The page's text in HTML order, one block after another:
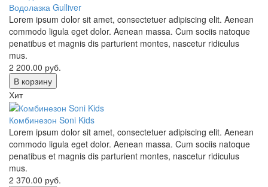
Водолазка Gulliver
Lorem ipsum dolor sit amet, consectetuer adipiscing elit. Aenean
commodo ligula eget dolor. Aenean massa. Cum sociis natoque
penatibus et magnis dis parturient montes, nascetur ridiculus
mus.
2 200.00 руб.
В корзину
Хит
Комбинезон Soni Kids
Lorem ipsum dolor sit amet, consectetuer adipiscing elit. Aenean
commodo ligula eget dolor. Aenean massa. Cum sociis natoque
penatibus et magnis dis parturient montes, nascetur ridiculus
mus.
2 370.00 руб.